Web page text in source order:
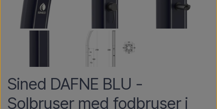
Sined DAFNE BLU -
Solbruser med fodbruser i